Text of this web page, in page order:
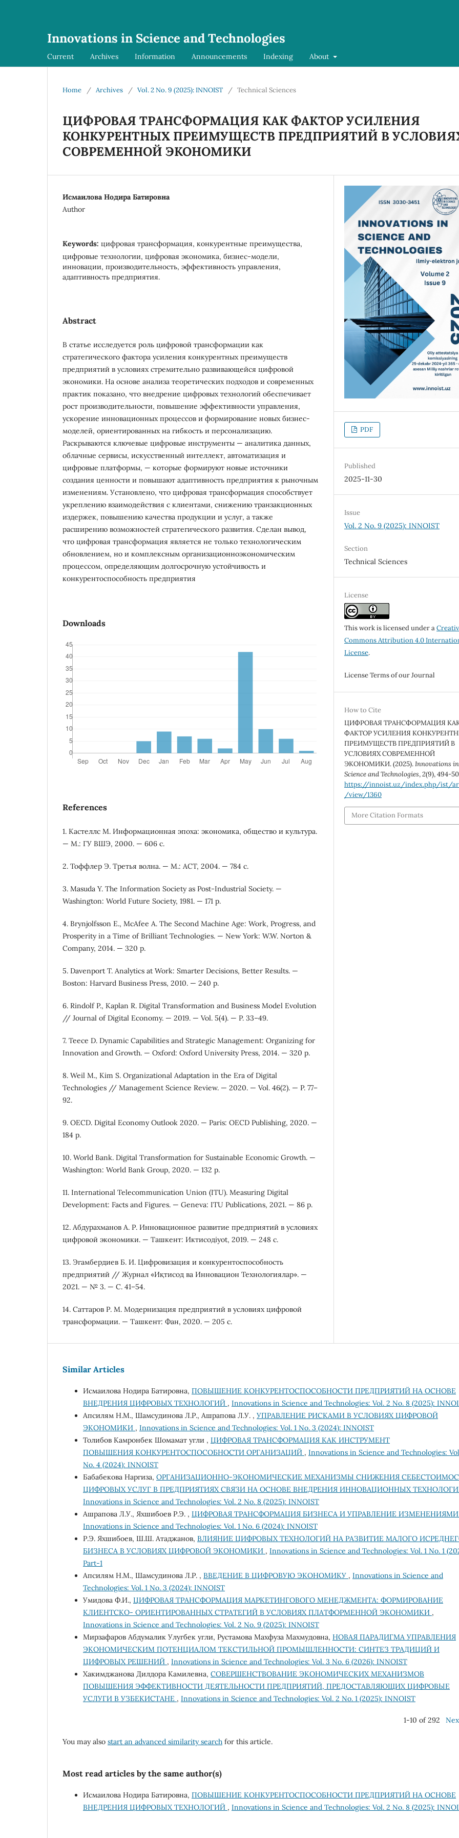
Innovations in Science and Technologies
Current Archives Information Announcements Indexing About
Home / Archives / Vol. 2 No. 9 (2025): INNOIST / Technical Sciences
ЦИФРОВАЯ ТРАНСФОРМАЦИЯ КАК ФАКТОР УСИЛЕНИЯ
КОНКУРЕНТНЫХ ПРЕИМУЩЕСТВ ПРЕДПРИЯТИЙ В
СОВРЕМЕННОЙ ЭКОНОМИКИ
Исмаилова Нодира Батировна
Author
Keywords: цифровая трансформация, конкурентные преимущества,
цифровые технологии, цифровая экономика, бизнес-модели,
инновации, производительность, эффективность управления,
адаптивность предприятия.
Abstract
В статье исследуется роль цифровой трансформации как
стратегического фактора усиления конкурентных преимуществ
предприятий в условиях стремительно развивающейся цифровой
экономики. На основе анализа теоретических подходов и современных
практик показано, что внедрение цифровых технологий обеспечивает
рост производительности, повышение эффективности управления,
ускорение инновационных процессов и формирование новых бизнес-
моделей, ориентированных на гибкость и персонализацию.
Раскрываются ключевые цифровые инструменты — аналитика данных,
облачные сервисы, искусственный интеллект, автоматизация и
цифровые платформы, — которые формируют новые источники
создания ценности и повышают адаптивность предприятия к рыночным
изменениям. Установлено, что цифровая трансформация способствует
укреплению взаимодействия с клиентами, снижению транзакционных
издержек, повышению качества продукции и услуг, а также
расширению возможностей стратегического развития. Сделан вывод,
что цифровая трансформация является не только технологическим
обновлением, но и комплексным организационноэкономическим
процессом, определяющим долгосрочную устойчивость и
конкурентоспособность предприятия
Downloads
References
1. Кастеллс М. Информационная эпоха: экономика, общество и культура.
— М.: ГУ ВШЭ, 2000. — 606 с.
2. Тоффлер Э. Третья волна. — М.: АСТ, 2004. — 784 с.
3. Masuda Y. The Information Society as Post-Industrial Society. —
Washington: World Future Society, 1981. — 171 p.
4. Brynjolfsson E., McAfee A. The Second Machine Age: Work, Progress, and
Prosperity in a Time of Brilliant Technologies. — New York: W.W. Norton &
Company, 2014. — 320 p.
5. Davenport T. Analytics at Work: Smarter Decisions, Better Results. —
Boston: Harvard Business Press, 2010. — 240 p.
6. Rindolf P., Kaplan R. Digital Transformation and Business Model Evolution
// Journal of Digital Economy. — 2019. — Vol. 5(4). — P. 33–49.
7. Teece D. Dynamic Capabilities and Strategic Management: Organizing for
Innovation and Growth. — Oxford: Oxford University Press, 2014. — 320 p.
8. Weil M., Kim S. Organizational Adaptation in the Era of Digital
Technologies // Management Science Review. — 2020. — Vol. 46(2). — P. 77–
92.
9. OECD. Digital Economy Outlook 2020. — Paris: OECD Publishing, 2020. —
184 p.
10. World Bank. Digital Transformation for Sustainable Economic Growth. —
Washington: World Bank Group, 2020. — 132 p.
11. International Telecommunication Union (ITU). Measuring Digital
Development: Facts and Figures. — Geneva: ITU Publications, 2021. — 86 p.
12. Абдурахманов А. Р. Инновационное развитие предприятий в условиях
цифровой экономики. — Ташкент: Иктисодiyot, 2019. — 248 с.
13. Эгамбердиев Б. И. Цифровизация и конкурентоспособность
предприятий // Журнал «Иқтисод ва Инновацион Технологиялар». —
2021. — № 3. — С. 41–54.
14. Саттаров Р. М. Модернизация предприятий в условиях цифровой
трансформации. — Ташкент: Фан, 2020. — 205 с.
PDF
Published
2025-11-30
Issue
Vol. 2 No. 9 (2025): INNOIST
Section
Technical Sciences
License
This work is licensed under a
Commons Attribution 4.0
License.
License Terms of our Journal
How to Cite
ЦИФРОВАЯ ТРАНСФОРМАЦИЯ
ФАКТОР УСИЛЕНИЯ
ПРЕИМУЩЕСТВ ПРЕДПРИЯТИЙ В
УСЛОВИЯХ СОВРЕМЕННОЙ
ЭКОНОМИКИ. (2025).Innovations in
Science and Technologies,2(9), 494-
https://innoist.uz/index.php/ist/
/view/1360
More Citation Formats
Similar Articles
Исмаилова Нодира Батировна, ПОВЫШЕНИЕ КОНКУРЕНТОСПОСОБНОСТИ ПРЕДПРИЯТИЙ НА ОСНОВЕ
ВНЕДРЕНИЯ ЦИФРОВЫХ ТЕХНОЛОГИЙ , Innovations in Science and Technologies: Vol. 2 No. 8 (2025):
Апсилям Н.М., Шамсудинова Л.Р., Ашрапова Л.У. , УПРАВЛЕНИЕ РИСКАМИ В УСЛОВИЯХ ЦИФРОВОЙ
ЭКОНОМИКИ , Innovations in Science and Technologies: Vol. 1 No. 3 (2024): INNOIST
Толибов Камронбек Шомамат угли , ЦИФРОВАЯ ТРАНСФОРМАЦИЯ КАК ИНСТРУМЕНТ
ПОВЫШЕНИЯ КОНКУРЕНТОСПОСОБНОСТИ ОРГАНИЗАЦИЙ , Innovations in Science and Technologies:
No. 4 (2024): INNOIST
Бабабекова Наргиза, ОРГАНИЗАЦИОННО-ЭКОНОМИЧЕСКИЕ МЕХАНИЗМЫ СНИЖЕНИЯ
ЦИФРОВЫХ УСЛУГ В ПРЕДПРИЯТИЯХ СВЯЗИ НА ОСНОВЕ ВНЕДРЕНИЯ ИННОВАЦИОННЫХ
Innovations in Science and Technologies: Vol. 2 No. 8 (2025): INNOIST
Ашрапова Л.У., Яхшибоев Р.Э. , ЦИФРОВАЯ ТРАНСФОРМАЦИЯ БИЗНЕСА И УПРАВЛЕНИЕ ИЗМЕНЕНИЯМИ
Innovations in Science and Technologies: Vol. 1 No. 6 (2024): INNOIST
Р.Э. Яхшибоев, Ш.Ш. Атаджанов, ВЛИЯНИЕ ЦИФРОВЫХ ТЕХНОЛОГИЙ НА РАЗВИТИЕ МАЛОГО
БИЗНЕСА В УСЛОВИЯХ ЦИФРОВОЙ ЭКОНОМИКИ , Innovations in Science and Technologies: Vol. 1 No. 1
Part-1
Апсилям Н.М., Шамсудинова Л.Р. , ВВЕДЕНИЕ В ЦИФРОВУЮ ЭКОНОМИКУ , Innovations in Science and
Technologies: Vol. 1 No. 3 (2024): INNOIST
Умидова Ф.И., ЦИФРОВАЯ ТРАНСФОРМАЦИЯ МАРКЕТИНГОВОГО МЕНЕДЖМЕНТА: ФОРМИРОВАНИЕ
КЛИЕНТСКО- ОРИЕНТИРОВАННЫХ СТРАТЕГИЙ В УСЛОВИЯХ ПЛАТФОРМЕННОЙ ЭКОНОМИКИ ,
Innovations in Science and Technologies: Vol. 2 No. 9 (2025): INNOIST
Мирзафаров Абдумалик Улугбек угли, Рустамова Махфуза Махмудовна, НОВАЯ ПАРАДИГМА УПРАВЛЕНИЯ
ЭКОНОМИЧЕСКИМ ПОТЕНЦИАЛОМ ТЕКСТИЛЬНОЙ ПРОМЫШЛЕННОСТИ: СИНТЕЗ ТРАДИЦИЙ И
ЦИФРОВЫХ РЕШЕНИЙ , Innovations in Science and Technologies: Vol. 3 No. 6 (2026): INNOIST
Хакимджанова Дилдора Камилевна, СОВЕРШЕНСТВОВАНИЕ ЭКОНОМИЧЕСКИХ МЕХАНИЗМОВ
ПОВЫШЕНИЯ ЭФФЕКТИВНОСТИ ДЕЯТЕЛЬНОСТИ ПРЕДПРИЯТИЙ, ПРЕДОСТАВЛЯЮЩИХ ЦИФРОВЫЕ
УСЛУГИ В УЗБЕКИСТАНЕ , Innovations in Science and Technologies: Vol. 2 No. 1 (2025): INNOIST
1-10 of 292
You may also start an advanced similarity search for this article.
Most read articles by the same author(s)
Исмаилова Нодира Батировна, ПОВЫШЕНИЕ КОНКУРЕНТОСПОСОБНОСТИ ПРЕДПРИЯТИЙ НА ОСНОВЕ
ВНЕДРЕНИЯ ЦИФРОВЫХ ТЕХНОЛОГИЙ , Innovations in Science and Technologies: Vol. 2 No. 8 (2025):